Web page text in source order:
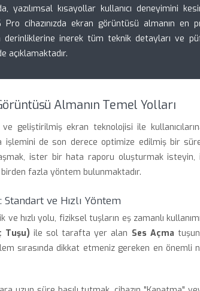
yazılımsal kısayollar kullanıcı deneyimini
Pro cihazınızda ekran görüntüsü almanın en
derinliklerine inerek tüm teknik detayları ve
açıklamaktadır.
Almanın Temel Yolları
geliştirilmiş ekran teknolojisi ile
işlemini de son derece optimize edilmiş bir
ister bir hata raporu oluşturmak isteyin,
fazla yöntem bulunmaktadır.
ve Hızlı Yöntem
hızlı yolu, fiziksel tuşların eş zamanlı
Tuşu) ile sol tarafta yer alan Ses Açma
sırasında dikkat etmeniz gereken en önemli